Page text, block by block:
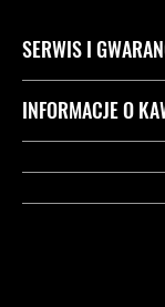
SERWIS I
Kontakt
Przydatne
INFORMACJE O
Dziedzictwo